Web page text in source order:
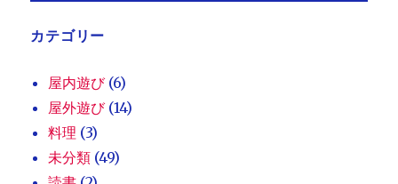
カテゴリー
屋内遊び(6)
屋外遊び(14)
料理 (3)
未分類 (49)